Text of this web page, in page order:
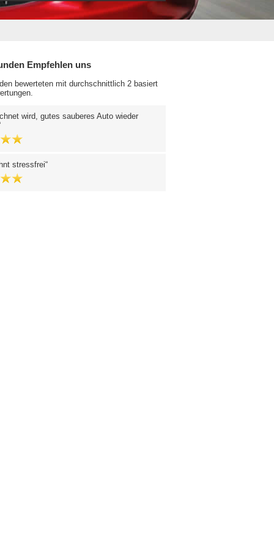
Empfehlen uns
bewerteten mit durchschnittlich 2 basiert
wird, gutes sauberes Auto wieder
stressfrei